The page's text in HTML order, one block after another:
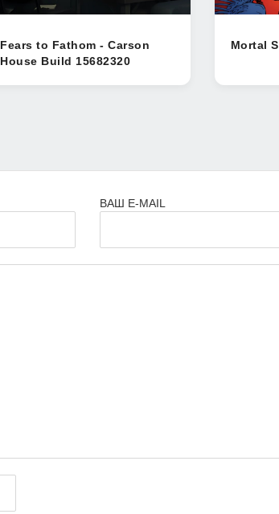
Fears to Fathom - Carson
House Build 15682320
Mortal
ВАШ E-MAIL